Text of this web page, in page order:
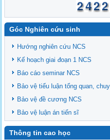
Góc Nghiên cứu sinh
Hướng nghiên cứu NCS
Kế hoạch giai đoạn 1 NCS
Báo cáo seminar NCS
Bảo vệ tiểu luận tổng quan,
Bảo vệ đề cương NCS
Bảo vệ luận án tiến sĩ
Thông tin cao học